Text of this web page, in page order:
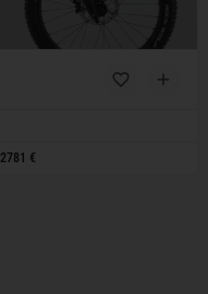
2781 €